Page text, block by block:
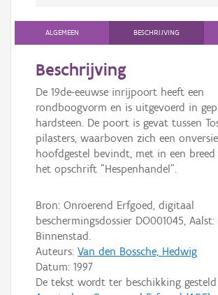
ALGEMEEN BESCHRIJVING
Beschrijving
De 19de-eeuwse inrijpoort heeft een
rondboogvorm en is uitgevoerd in
hardsteen. De poort is gevat tussen
pilasters, waarboven zich een
hoofdgestel bevindt, met in een breed
het opschrift "Hespenhandel".
Bron: Onroerend Erfgoed, digitaal
beschermingsdossier DO001045,
Binnenstad.
Auteurs: Van den Bossche, Hedwig
Datum: 1997
De tekst wordt ter beschikking